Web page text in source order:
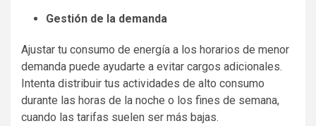
Gestión de la demanda
Ajustar tu consumo de energía a los horarios de menor
demanda puede ayudarte a evitar cargos adicionales.
Intenta distribuir tus actividades de alto consumo
durante las horas de la noche o los fines de semana,
cuando las tarifas suelen ser más bajas.